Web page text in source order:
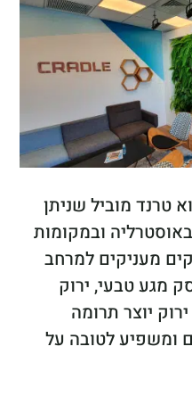
טרנד מוביל שניתן
ובמקומות
מעניקים למרחב
מגע טבעי, ירוק
יוצר תרומה
ומשפיע לטובה על